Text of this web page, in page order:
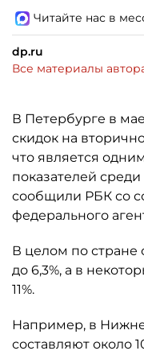
Читайте нас в
dp.ru
Все материалы
В Петербурге в
скидок на
что является
показателей
сообщили РБК со
федерального
В целом по стране
до 6,3%, а в
11%.
Например, в
составляют около